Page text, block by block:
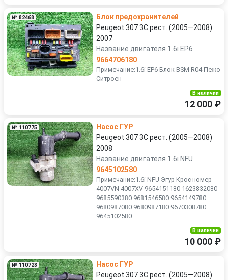
№ 82468
Блок предохранителей
Peugeot 307 3C рест. (2005—2008)
2007
Название двигателя 1.6i EP6
9664706180
Примечание:1.6i EP6 Блок BSM R04 Пежо
Ситроен
В наличии
12 000 ₽
№ 110775
Насос ГУР
Peugeot 307 3C рест. (2005—2008)
2008
Название двигателя 1.6i NFU
9645102580
Примечание:1.6i NFU Эгур Крос номер
4007VN 4007XV 9654151180 1623832080
9685590380 9681546580 9654149780
9680987080 9680987180 9670308780
9645102580
В наличии
10 000 ₽
№ 110728
Насос ГУР
Peugeot 307 3C рест. (2005—2008)